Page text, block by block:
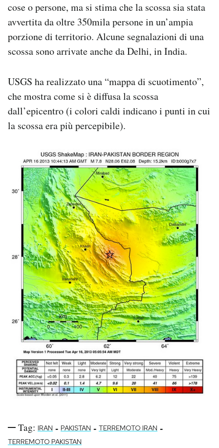
cose o persone, ma si stima che la scossa sia stata
avvertita da oltre 350mila persone in un’ampia
porzione di territorio. Alcune segnalazioni di una
scossa sono arrivate anche da Delhi, in India.
USGS ha realizzato una “mappa di scuotimento”,
che mostra come si è diffusa la scossa
dall’epicentro (i colori caldi indicano i punti in cui
la scossa era più percepibile).
Tag: IRAN - PAKISTAN - TERREMOTO IRAN -
TERREMOTO PAKISTAN